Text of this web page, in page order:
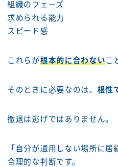
組織のフェーズ
求められる能力
スピード感
これらが根本的に合わないこ
そのときに必要なのは、 根性
撤退は逃げではありません。
「自分が通用しない場所に
合理的な判断です。